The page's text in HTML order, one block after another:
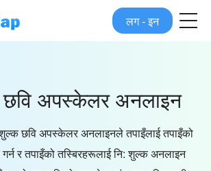
लग - इन
अपस्केलर अनलाइन
छवि अपस्केलर अनलाइनले तपाइँलाई तपाइँको
र तपाइँको तस्बिरहरूलाई नि: शुल्क अनलाइन